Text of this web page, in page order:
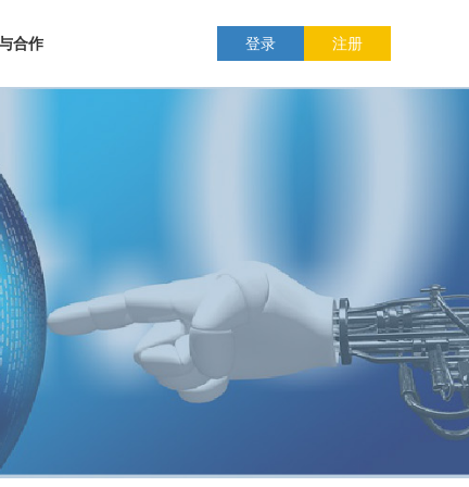
合作 登录 注册